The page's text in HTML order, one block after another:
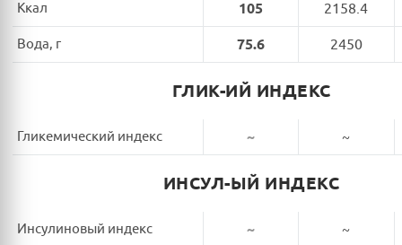
Ккал 105 2158.4
Вода, г 75.6 2450
ГЛИК-ИЙ ИНДЕКС
Гликемический индекс ~ ~
ИНСУЛ-ЫЙ ИНДЕКС
Инсулиновый индекс ~ ~